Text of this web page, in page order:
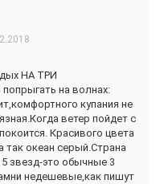
НА ТРИ
на волнах:
купания не
ветер пойдет с
Красивого цвета
так океан серый.Страна
звезд-это обычные 3
недешевые,как пишут